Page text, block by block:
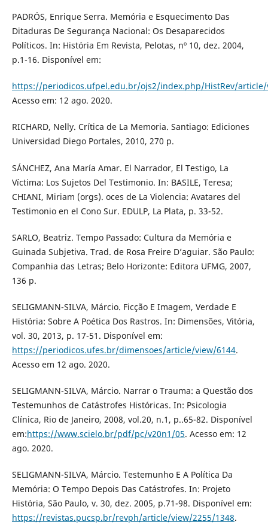
PADRÓS, Enrique Serra. Memória e Esquecimento Das
Ditaduras De Segurança Nacional: Os Desaparecidos
Políticos. In: História Em Revista, Pelotas, nº 10, dez. 2004,
p.1-16. Disponível em:
https://periodicos.ufpel.edu.br/ojs2/index.php/HistRev/article/
Acesso em: 12 ago. 2020.
RICHARD, Nelly. Crítica de La Memoria. Santiago: Ediciones
Universidad Diego Portales, 2010, 270 p.
SÁNCHEZ, Ana María Amar. El Narrador, El Testigo, La
Víctima: Los Sujetos Del Testimonio. In: BASILE, Teresa;
CHIANI, Miriam (orgs). oces de La Violencia: Avatares del
Testimonio en el Cono Sur. EDULP, La Plata, p. 33-52.
SARLO, Beatriz. Tempo Passado: Cultura da Memória e
Guinada Subjetiva. Trad. de Rosa Freire D’aguiar. São Paulo:
Companhia das Letras; Belo Horizonte: Editora UFMG, 2007,
136 p.
SELIGMANN-SILVA, Márcio. Ficção E Imagem, Verdade E
História: Sobre A Poética Dos Rastros. In: Dimensões, Vitória,
vol. 30, 2013, p. 17-51. Disponível em:
https://periodicos.ufes.br/dimensoes/article/view/6144.
Acesso em 12 ago. 2020.
SELIGMANN-SILVA, Márcio. Narrar o Trauma: a Questão dos
Testemunhos de Catástrofes Históricas. In: Psicologia
Clínica, Rio de Janeiro, 2008, vol.20, n.1, p..65-82. Disponível
em:https://www.scielo.br/pdf/pc/v20n1/05. Acesso em: 12
ago. 2020.
SELIGMANN-SILVA, Márcio. Testemunho E A Política Da
Memória: O Tempo Depois Das Catástrofes. In: Projeto
História, São Paulo, v. 30, dez. 2005, p.71-98. Disponível em:
https://revistas.pucsp.br/revph/article/view/2255/1348.